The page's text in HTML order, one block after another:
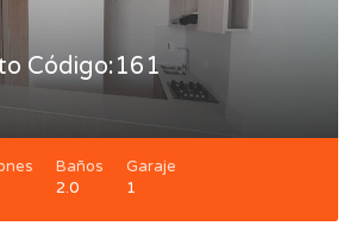
Código:161
Baños
2.0
Garaje
1